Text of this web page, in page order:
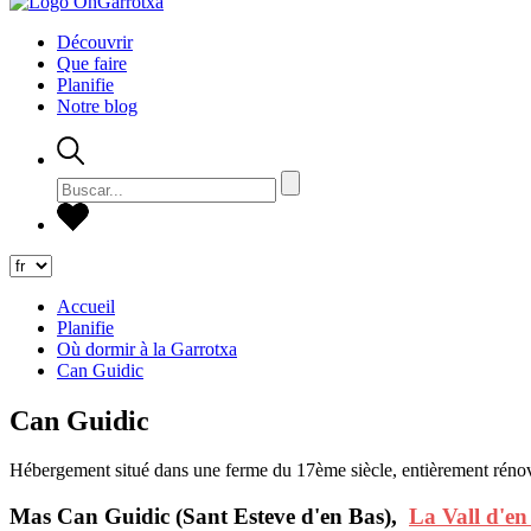
Découvrir
Que faire
Planifie
Notre blog
Accueil
Planifie
Où dormir à la Garrotxa
Can Guidic
Can Guidic
Hébergement situé dans une ferme du 17ème siècle, entièrement
Mas Can Guidic (Sant Esteve d'en Bas), La Vall d'en